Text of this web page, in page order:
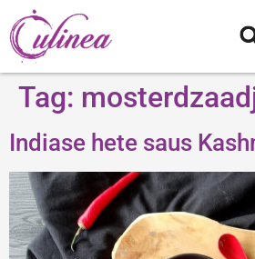
Tag:
Indiase hete saus